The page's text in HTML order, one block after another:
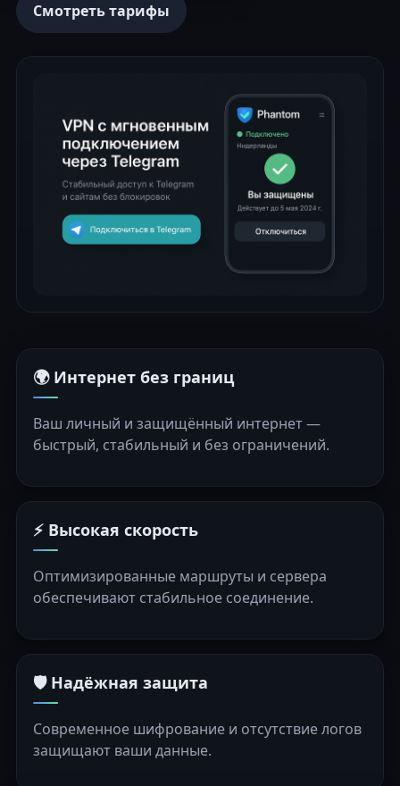
Смотреть тарифы
🌍 Интернет без границ
Ваш личный и защищённый интернет —
быстрый, стабильный и без ограничений.
⚡ Высокая скорость
Оптимизированные маршруты и сервера
обеспечивают стабильное соединение.
🛡️ Надёжная защита
Современное шифрование и отсутствие логов
защищают ваши данные.